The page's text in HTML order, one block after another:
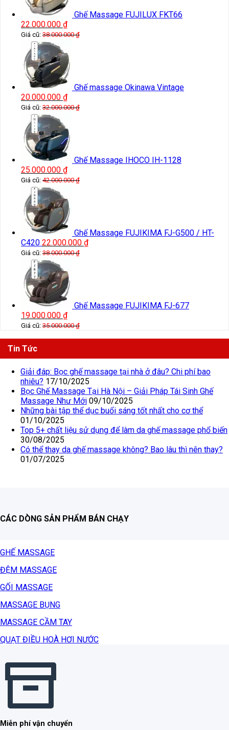
Ghế Massage FUJILUX FKT66
22.000.000 ₫
Giá cũ: 38.000.000₫
Ghế massage Okinawa Vintage
20.000.000 ₫
Giá cũ: 32.000.000₫
Ghế Massage IHOCO IH-1128
25.000.000 ₫
Giá cũ: 42.000.000₫
Ghế Massage FUJIKIMA FJ-G500 / HT-
C420 22.000.000 ₫
Giá cũ: 38.000.000₫
Ghế Massage FUJIKIMA FJ-677
19.000.000 ₫
Giá cũ: 35.000.000₫
Tin Tức
Giải đáp: Bọc ghế massage tại nhà ở đâu? Chi phí bao
nhiêu? 17/10/2025
Bọc Ghế Massage Tại Hà Nội – Giải Pháp Tái Sinh Ghế
Massage Như Mới 09/10/2025
Những bài tập thể dục buổi sáng tốt nhất cho cơ thể
01/10/2025
Top 5+ chất liệu sử dụng để làm da ghế massage phổ biến
30/08/2025
Có thể thay da ghế massage không? Bao lâu thì nên thay?
01/07/2025
CÁC DÒNG SẢN PHẨM BÁN CHẠY
GHẾ MASSAGE
ĐỆM MASSAGE
GỐI MASSAGE
MASSAGE BỤNG
MASSAGE CẦM TAY
QUẠT ĐIỀU HOÀ HƠI NƯỚC
Miễn phí vận chuyển